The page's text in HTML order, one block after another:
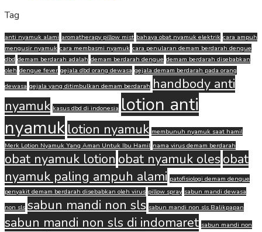
Tag
anti nyamuk alami aromatherapy pillow mist bahaya obat nyamuk elektrik cara ampuh
mengusir nyamuk cara membasmi nyamuk cara penularan demam berdarah dengue
dbd demam berdarah adalah demam berdarah dengue demam berdarah disebabkan
oleh dengue fever gejala dbd orang dewasa gejala demam berdarah pada orang
dewasa gejala yang ditimbulkan demam berdarah handbody anti
nyamuk kasus dbd di indonesia lotion anti
nyamuk lotion nyamuk membunuh nyamuk saat hamil
Merk Lotion Nyamuk Yang Aman Untuk Ibu Hamil nama virus demam berdarah
obat nyamuk lotion obat nyamuk oles obat
nyamuk paling ampuh alami patofisiologi demam dengue
penyakit demam berdarah disebabkan oleh virus pillow spray sabun mandi dewasa
non sls sabun mandi non sls sabun mandi non sls Balikpapan
sabun mandi non sls di indomaret sabun mandi non